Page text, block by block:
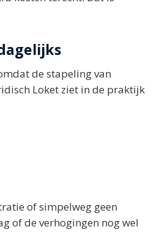
de stapeling van
Loket ziet in de praktijk
of simpelweg geen
of de verhogingen nog wel